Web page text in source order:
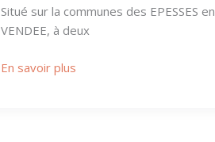
Situé sur la communes des EPESSES en
VENDEE, à deux
En savoir plus